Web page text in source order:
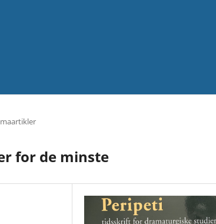
for de minste